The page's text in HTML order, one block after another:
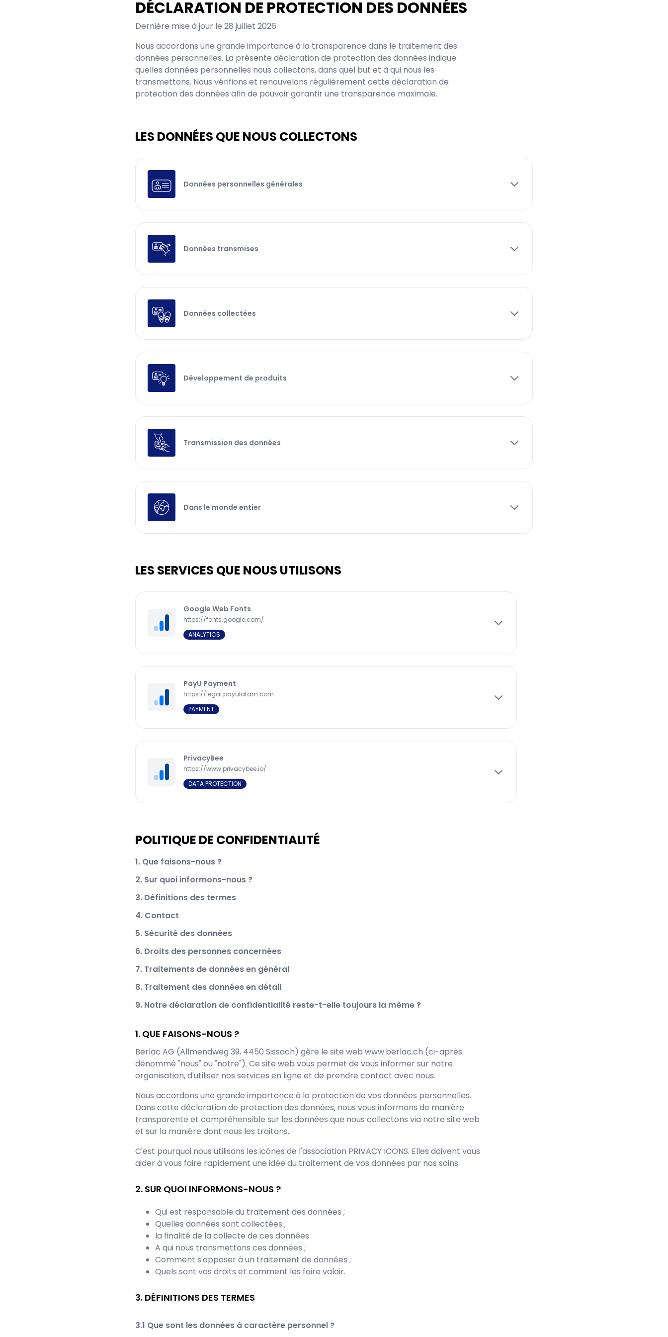
DÉCLARATION DE PROTECTION DES DONNÉES
Dernière mise à jour le 28 juillet 2026
Nous accordons une grande importance à la transparence dans le traitement des
données personnelles. La présente déclaration de protection des données indique
quelles données personnelles nous collectons, dans quel but et à qui nous les
transmettons. Nous vérifions et renouvelons régulièrement cette déclaration de
protection des données afin de pouvoir garantir une transparence maximale.
LES DONNÉES QUE NOUS COLLECTONS
Données personnelles générales
Données transmises
Données collectées
Développement de produits
Transmission des données
Dans le monde entier
LES SERVICES QUE NOUS UTILISONS
Google Web Fonts
https://fonts.google.com/
ANALYTICS
PayU Payment
https://legal.payulatam.com
PAYMENT
PrivacyBee
https://www.privacybee.io/
DATA PROTECTION
POLITIQUE DE CONFIDENTIALITÉ
1. Que faisons-nous ?
2. Sur quoi informons-nous ?
3. Définitions des termes
4. Contact
5. Sécurité des données
6. Droits des personnes concernées
7. Traitements de données en général
8. Traitement des données en détail
9. Notre déclaration de confidentialité reste-t-elle toujours la même ?
QUE FAISONS-NOUS ?
Berlac AG (Allmendweg 39, 4450 Sissach) gère le site web www.berlac.ch (ci-après
dénommé "nous" ou "notre"). Ce site web vous permet de vous informer sur notre
organisation, d'utiliser nos services en ligne et de prendre contact avec nous.
Nous accordons une grande importance à la protection de vos données personnelles.
Dans cette déclaration de protection des données, nous vous informons de manière
transparente et compréhensible sur les données que nous collectons via notre site web
et sur la manière dont nous les traitons.
C'est pourquoi nous utilisons les icônes de l'association PRIVACY ICONS. Elles doivent vous
aider à vous faire rapidement une idée du traitement de vos données par nos soins.
SUR QUOI INFORMONS-NOUS ?
Qui est responsable du traitement des données ;
Quelles données sont collectées ;
la finalité de la collecte de ces données
A qui nous transmettons ces données ;
Comment s'opposer à un traitement de données ;
Quels sont vos droits et comment les faire valoir.
DÉFINITIONS DES TERMES
Que sont les données à caractère personnel ?